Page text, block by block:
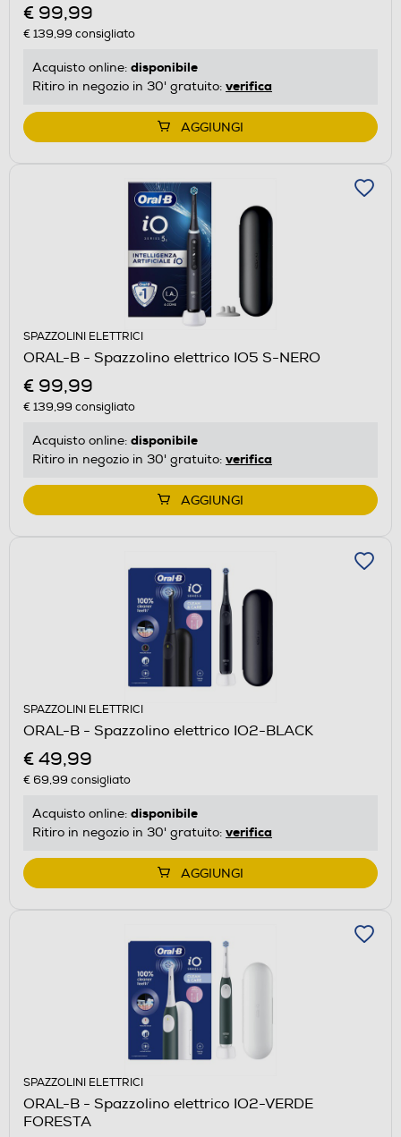
€ 99,99
€ 139,99 consigliato
Acquisto online: disponibile
Ritiro in negozio in 30' gratuito: verifica
AGGIUNGI
SPAZZOLINI ELETTRICI
ORAL-B - Spazzolino elettrico IO5 S-NERO
€ 99,99
€ 139,99 consigliato
Acquisto online: disponibile
Ritiro in negozio in 30' gratuito: verifica
AGGIUNGI
SPAZZOLINI ELETTRICI
ORAL-B - Spazzolino elettrico IO2-BLACK
€ 49,99
€ 69,99 consigliato
Acquisto online: disponibile
Ritiro in negozio in 30' gratuito: verifica
AGGIUNGI
SPAZZOLINI ELETTRICI
ORAL-B - Spazzolino elettrico IO2-VERDE
FORESTA